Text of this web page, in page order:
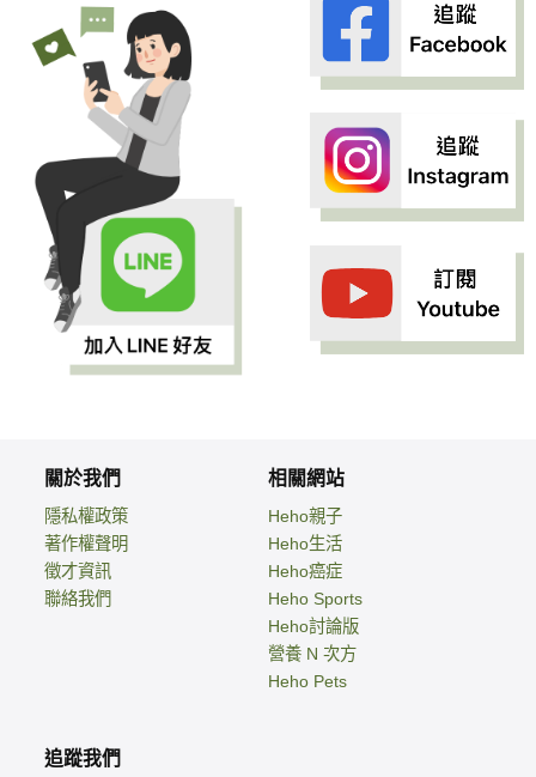
關於我們
隱私權政策
著作權聲明
徵才資訊
聯絡我們
相關網站
Heho親子
Heho生活
Heho癌症
Heho Sports
Heho討論版
營養 N 次方
Heho Pets
追蹤我們